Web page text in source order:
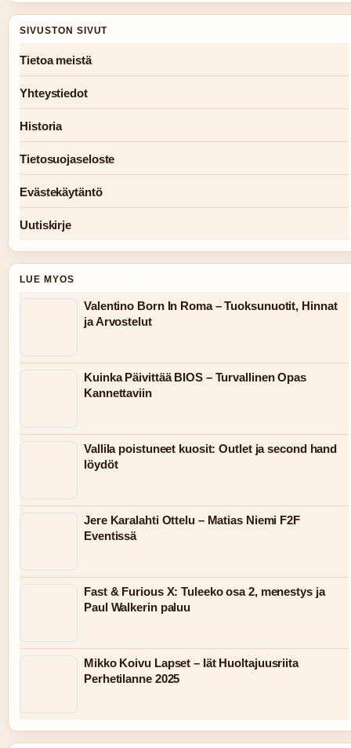
SIVUSTON SIVUT
Tietoa meistä
Yhteystiedot
Historia
Tietosuojaseloste
Evästekäytäntö
Uutiskirje
LUE MYOS
Valentino Born In Roma – Tuoksunuotit, Hinnat
ja Arvostelut
Kuinka Päivittää BIOS – Turvallinen Opas
Kannettaviin
Vallila poistuneet kuosit: Outlet ja second hand
löydöt
Jere Karalahti Ottelu – Matias Niemi F2F
Eventissä
Fast & Furious X: Tuleeko osa 2, menestys ja
Paul Walkerin paluu
Mikko Koivu Lapset – Iät Huoltajuusriita
Perhetilanne 2025